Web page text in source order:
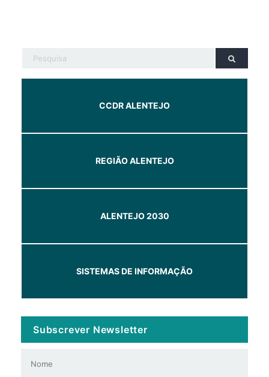
CCDR ALENTEJO
REGIÃO ALENTEJO
ALENTEJO 2030
SISTEMAS DE INFORMAÇÃO
Subscrever Newsletter